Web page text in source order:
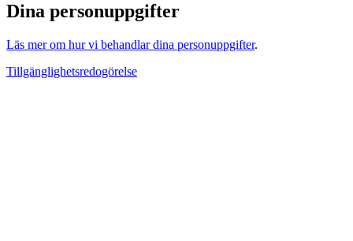
Dina personuppgifter
Läs mer om hur vi behandlar dina personuppgifter.
Tillgänglighetsredogörelse